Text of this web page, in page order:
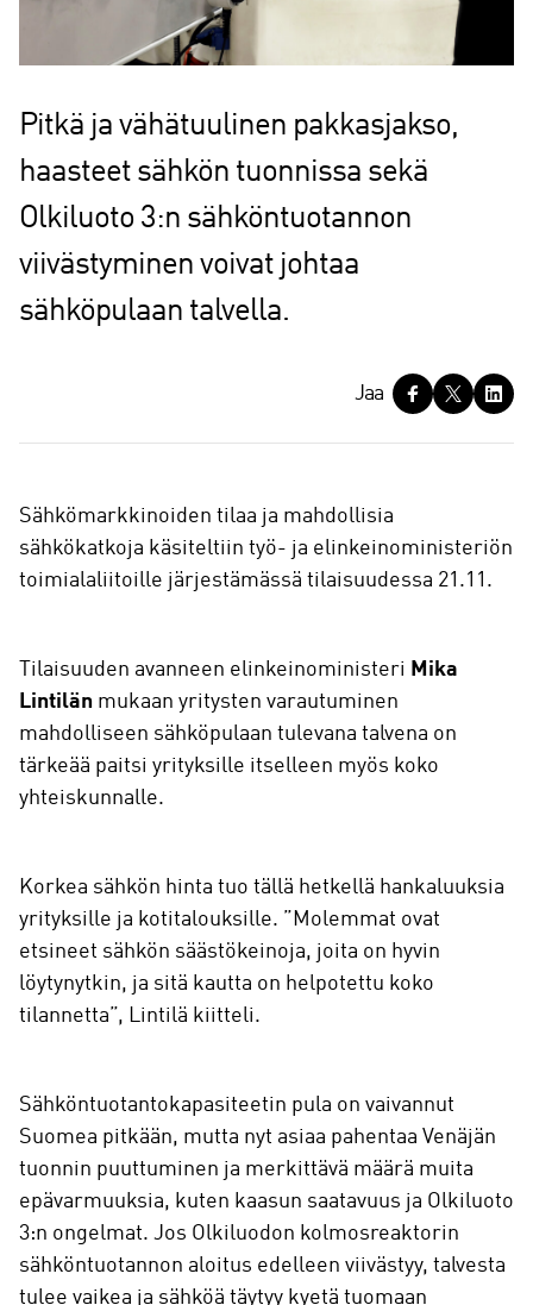
Pitkä ja vähätuulinen pakkasjakso,
haasteet sähkön tuonnissa sekä
Olkiluoto 3:n sähköntuotannon
viivästyminen voivat johtaa
sähköpulaan talvella.
a
Jaa
Sähkömarkkinoiden tilaa ja mahdollisia
sähkökatkoja käsiteltiin työ- ja elinkeinoministeriön
toimialaliitoille järjestämässä tilaisuudessa 21.11.
Tilaisuuden avanneen elinkeinoministeri Mika
Lintilän mukaan yritysten varautuminen
mahdolliseen sähköpulaan tulevana talvena on
tärkeää paitsi yrityksille itselleen myös koko
yhteiskunnalle.
Korkea sähkön hinta tuo tällä hetkellä hankaluuksia
yrityksille ja kotitalouksille. ”Molemmat ovat
etsineet sähkön säästökeinoja, joita on hyvin
löytynytkin, ja sitä kautta on helpotettu koko
tilannetta”, Lintilä kiitteli.
Sähköntuotantokapasiteetin pula on vaivannut
Suomea pitkään, mutta nyt asiaa pahentaa Venäjän
tuonnin puuttuminen ja merkittävä määrä muita
epävarmuuksia, kuten kaasun saatavuus ja Olkiluoto
3:n ongelmat. Jos Olkiluodon kolmosreaktorin
sähköntuotannon aloitus edelleen viivästyy, talvesta
tulee vaikea ja sähköä täytyy kyetä tuomaan